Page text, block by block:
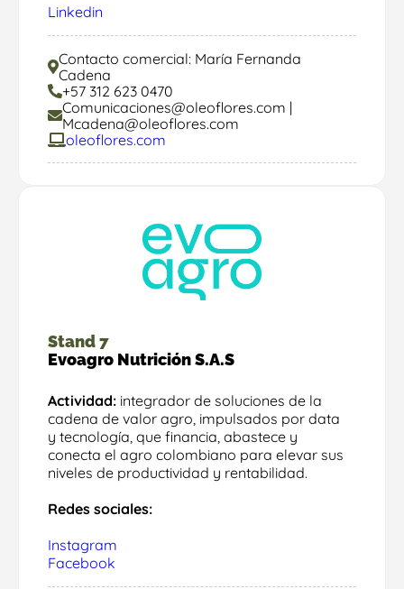
Linkedin
Contacto comercial: María Fernanda
Cadena
+57 312 623 0470
Comunicaciones@oleoflores.com |
Mcadena@oleoflores.com
oleoflores.com
Stand 7
Evoagro Nutrición S.A.S
Actividad: integrador de soluciones de la
cadena de valor agro, impulsados por data
y tecnología, que financia, abastece y
conecta el agro colombiano para elevar sus
niveles de productividad y rentabilidad.
Redes sociales:
Instagram
Facebook